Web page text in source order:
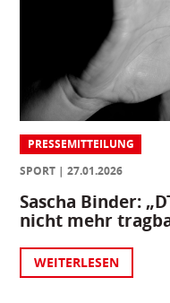
PRESSEMITTEILUNG
SPORT
27.01.2026
Sascha Binder:
nicht mehr
WEITERLESEN